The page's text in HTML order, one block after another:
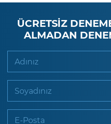
ÜCRETSİZ
ALMADAN
Adınız
Soyadınız
E-Posta